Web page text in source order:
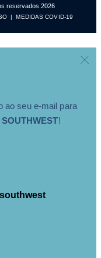
reservados 2026
| MEDIDAS COVID-19
ao seu e-mail para
SOUTHWEST!